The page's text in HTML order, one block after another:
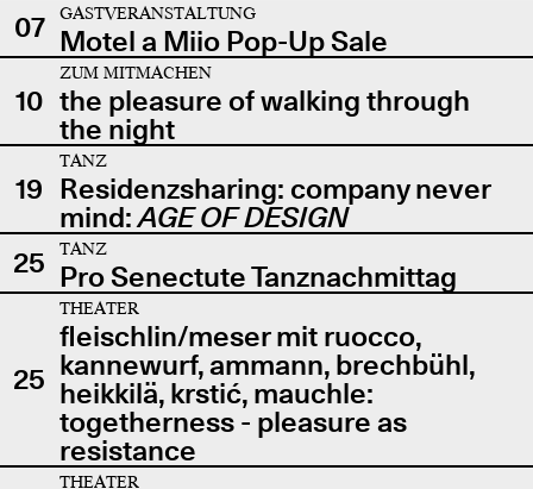
07
GASTVERANSTALTUNG
Motel a Miio Pop-Up Sale
10
ZUM MITMACHEN
the pleasure of walking through
the night
19
TANZ
Residenzsharing: company never
mind:AGE OF DESIGN
25
TANZ
Pro Senectute Tanznachmittag
25
THEATER
fleischlin/meser mit ruocco,
kannewurf, ammann, brechbühl,
heikkilä, krstić, mauchle:
togetherness - pleasure as
resistance
THEATER